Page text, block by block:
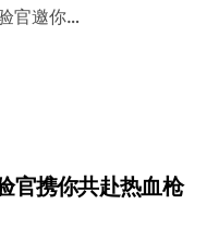
官邀你…
官携你共赴热血枪